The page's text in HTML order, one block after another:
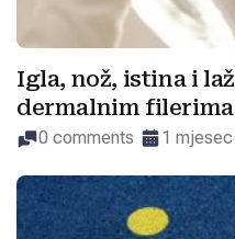
Igla, nož, istina i
dermalnim
0 comments 1